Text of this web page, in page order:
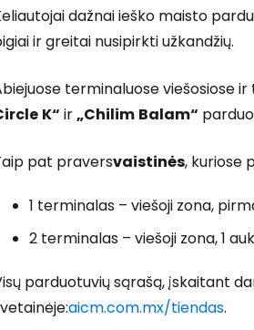
dažnai ieško maisto
ir greitai nusipirkti užkandžių.
terminaluose viešosiose
K“ ir„Chilim Balam“
pat praversvaistinės, kuriose
1 terminalas – viešoji zona,
2 terminalas – viešoji zona, 1
parduotuvių sąrašą, įskaitant
aicm.com.mx/tiendas.